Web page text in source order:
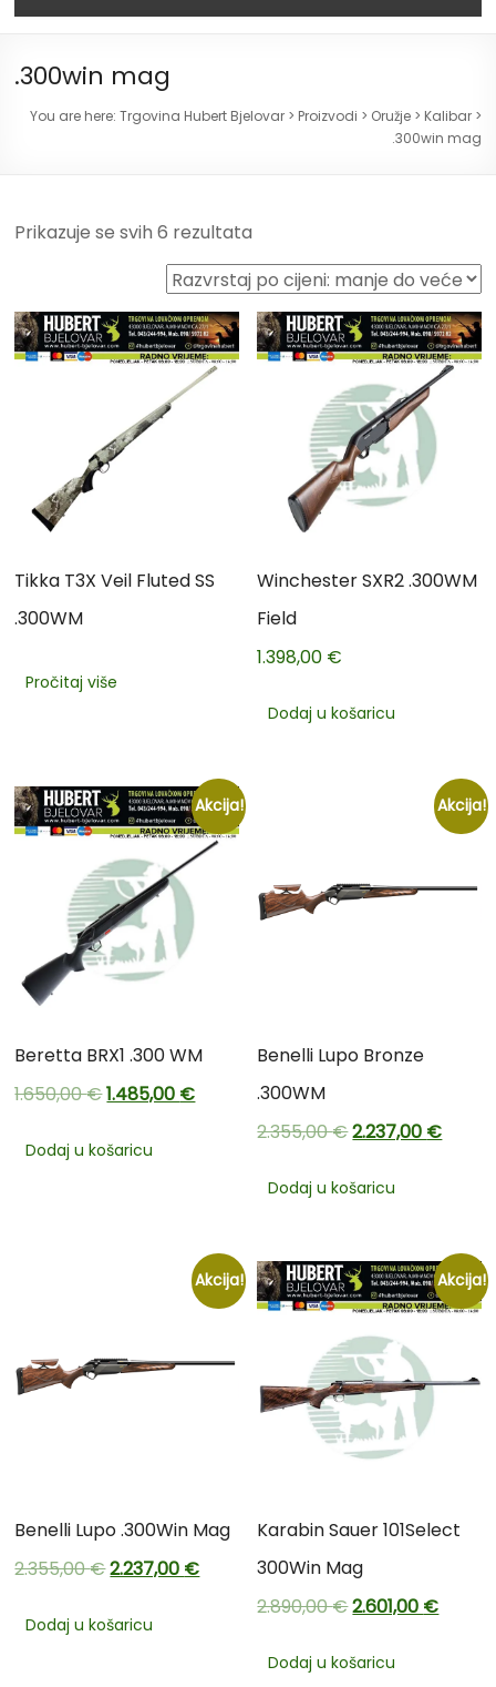
.300win mag
You are here: Trgovina Hubert Bjelovar> Proizvodi > Oružje> Kalibar>
.300win mag
Prikazuje se svih 6 rezultata
Tikka T3X Veil Fluted SS
.300WM
Pročitaj više
Winchester SXR2 .300WM
Field
1.398,00 €
Dodaj u košaricu
Akcija!
Beretta BRX1 .300 WM
1.650,00€1.485,00 €
Dodaj u košaricu
Akcija!
Benelli Lupo Bronze
.300WM
2.355,00€2.237,00 €
Dodaj u košaricu
Akcija!
Benelli Lupo .300Win Mag
2.355,00€2.237,00 €
Dodaj u košaricu
Akcija!
Karabin Sauer 101Select
300Win Mag
2.890,00€2.601,00 €
Dodaj u košaricu